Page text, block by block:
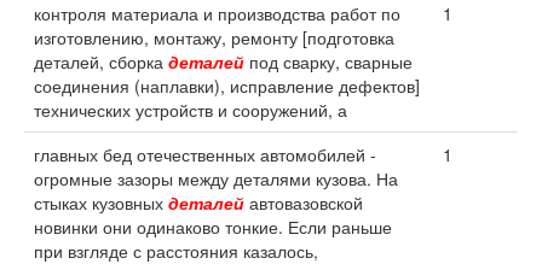
контроля материала и производства работ по
изготовлению, монтажу, ремонту [подготовка
деталей, сборка деталей под сварку, сварные
соединения (наплавки), исправление дефектов]
технических устройств и сооружений, а
1
главных бед отечественных автомобилей -
огромные зазоры между деталями кузова. На
стыках кузовных деталей автовазовской
новинки они одинаково тонкие. Если раньше
при взгляде с расстояния казалось,
1